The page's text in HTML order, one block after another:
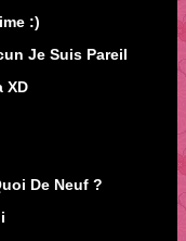
:)
Je Suis Pareil
XD
De Neuf ?